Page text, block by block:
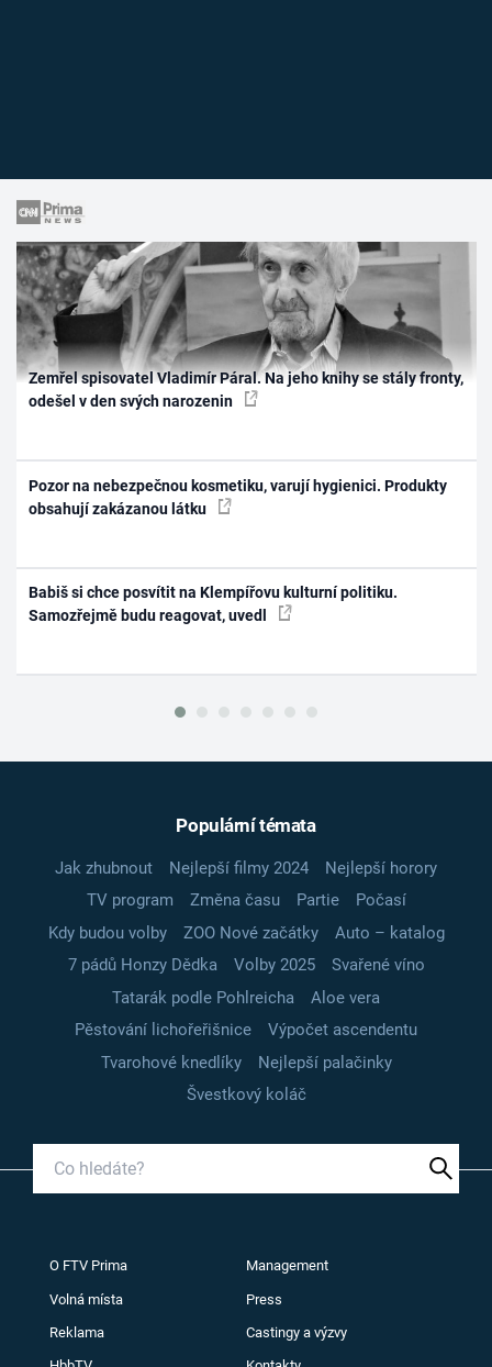
Zemřel spisovatel Vladimír Páral. Na jeho knihy se stály fronty,
odešel v den svých narozenin
Pozor na nebezpečnou kosmetiku, varují hygienici. Produkty
obsahují zakázanou látku
Babiš si chce posvítit na Klempířovu kulturní politiku.
Samozřejmě budu reagovat, uvedl
Populární témata
Jak zhubnout Nejlepší filmy 2024
Nejlepší horory
TV program
Změna času Partie
Počasí
Kdy budou volby
ZOO Nové začátky
Auto – katalog
7 pádů Honzy Dědka
Volby 2025
Svařené víno
Tatarák podle Pohlreicha
Aloe vera
Pěstování lichořeřišnice
Výpočet ascendentu
Tvarohové knedlíky
Nejlepší palačinky
Švestkový koláč
O FTV Prima Management
Volná místa Press
Reklama Castingy a výzvy